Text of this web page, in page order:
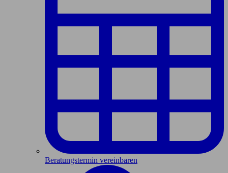
Beratungstermin vereinbaren